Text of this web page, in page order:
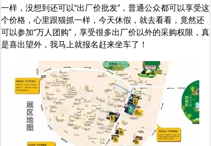
一样，没想到还可以“出厂价批发”，普通公众都可以享受这
个价格，心里跟猫抓一样，今天休假，就去看看，竟然还
可以参加“万人团购”，享受很多出厂价以外的采购权限，真
是喜出望外，我马上就报名赶来坐车了！